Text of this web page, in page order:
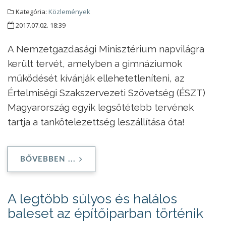
Kategória: Közlemények
2017.07.02. 18:39
A Nemzetgazdasági Minisztérium napvilágra
került tervét, amelyben a gimnáziumok
működését kívánják ellehetetleníteni, az
Értelmiségi Szakszervezeti Szövetség (ÉSZT)
Magyarország egyik legsötétebb tervének
tartja a tankötelezettség leszállítása óta!
BŐVEBBEN ...
A legtöbb súlyos és halálos
baleset az építőiparban történik